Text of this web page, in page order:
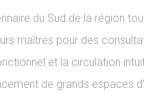
du Sud de la région
maîtres pour des
et la circulation
de grands espaces